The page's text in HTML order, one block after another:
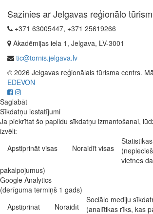
Sazinies ar Jelgavas reģionālo
+371 63005447, +371 25619266
Akadēmijas iela 1, Jelgava, LV-3001
tic@tornis.jelgava.lv
© 2026 Jelgavas reģionālais tūrisma centrs.
EDEVON
Saglabāt
Sīkdatņu iestatījumi
Ja piekrītat šo papildu sīkdatņu izmantošanai,
izvēli:
Apstiprināt visas
Noraidīt visas
vietnes
pakalpojumus)
Google Analytics
(derīguma termiņš 1 gads)
Apstiprināt
Noraidīt
Sociālo mediju
(analītikas rīks, kas